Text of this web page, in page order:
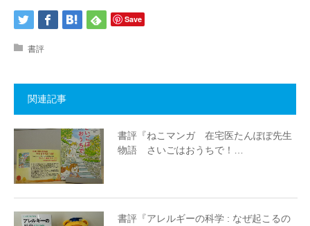
Save
書評
関連記事
書評『ねこマンガ 在宅医たんぽぽ先生
物語 さいごはおうちで！…
書評『アレルギーの科学 : なぜ起こるの